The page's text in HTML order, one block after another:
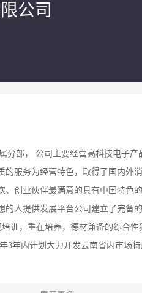
公司
分部， 公司主要经营高科技电子
服务为经营特色，取得了国内外
创业伙伴最满意的具有中国特色
人提供发展平台公司建立了完备
训，重在培养，德材兼备的综合
3年内计划大力开发云南省内市场